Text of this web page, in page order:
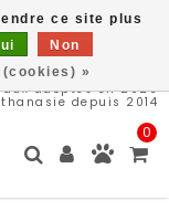
adoptés en 2026
depuis 2014
0
ce site plus
Non
»
89$*